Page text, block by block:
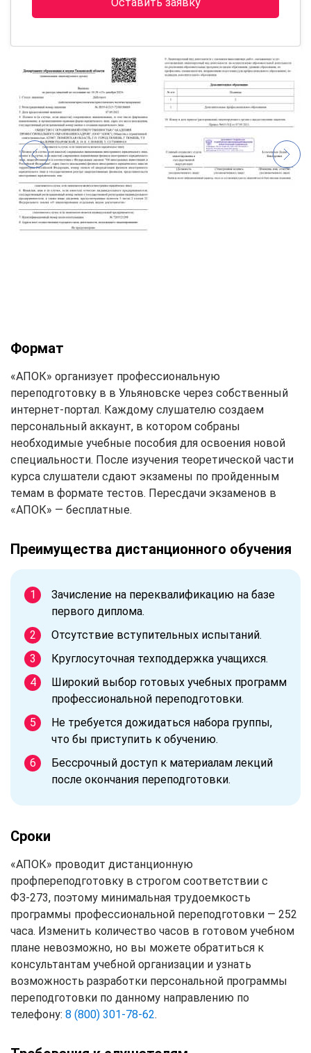
Формат
«АПОК» организует профессиональную
переподготовку в в Ульяновске через собственный
интернет-портал. Каждому слушателю создаем
персональный аккаунт, в котором собраны
необходимые учебные пособия для освоения новой
специальности. После изучения теоретической части
курса слушатели сдают экзамены по пройденным
темам в формате тестов. Пересдачи экзаменов в
«АПОК» — бесплатные.
Преимущества дистанционного обучения
Зачисление на переквалификацию на базе
первого диплома.
Отсутствие вступительных испытаний.
Круглосуточная техподдержка учащихся.
Широкий выбор готовых учебных программ
профессиональной переподготовки.
Не требуется дожидаться набора группы,
что бы приступить к обучению.
Бессрочный доступ к материалам лекций
после окончания переподготовки.
Сроки
«АПОК» проводит дистанционную
профпереподготовку в строгом соответствии с
ФЗ-273, поэтому минимальная трудоемкость
программы профессиональной переподготовки — 252
часа. Изменить количество часов в готовом учебном
плане невозможно, но вы можете обратиться к
консультантам учебной организации и узнать
возможность разработки персональной программы
переподготовки по данному направлению по
телефону: 8 (800) 301-78-62.